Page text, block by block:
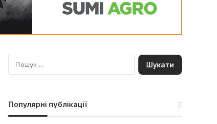
П
о
Популярні публікації